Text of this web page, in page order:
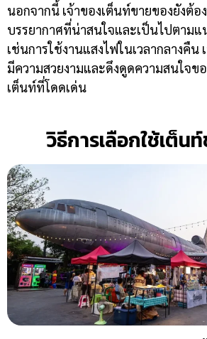
นอกจากนี้ เจ้าของเต็นท์ขายของยังต้อ
บรรยากาศที่น่าสนใจและเป็นไปตาม
เช่นการใช้งานแสงไฟในเวลากลางคืน
มีความสวยงามและดึงดูดความสนใจข
เต็นท์ที่โดดเด่น
วิธีการเลือกใช้เต็น